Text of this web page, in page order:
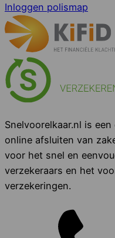
Inloggen polismap
Snelvoorelkaar.nl is
online afsluiten van
voor het snel en
verzekeraars en het
verzekeringen.